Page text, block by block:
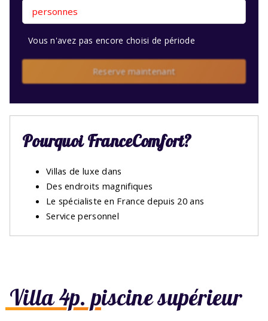
Villa 4p. piscine supérieur
personnes
Vous n'avez pas encore choisi de période
Reserve maintenant
Pourquoi FranceComfort?
Villas de luxe dans
Des endroits magnifiques
Le spécialiste en France depuis 20 ans
Service personnel